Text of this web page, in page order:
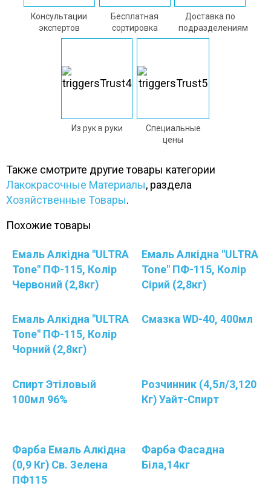
Консультации
экспертов
Бесплатная
сортировка
Доставка по
подразделениям
Из рук в руки
Специальные
цены
Также смотрите другие товары категории
Лакокрасочные Материалы, раздела
Хозяйственные Товары.
Похожие товары
Емаль Алкідна "ULTRA
Tone" ПФ-115, Колір
Червоний (2,8кг)
Емаль Алкідна "ULTRA
Tone" ПФ-115, Колір
Сірий (2,8кг)
Емаль Алкідна "ULTRA
Tone" ПФ-115, Колір
Чорний (2,8кг)
Смазка WD-40, 400мл
Спирт Этіловый
100мл 96%
Розчинник (4,5л/3,120
Кг) Уайт-Спирт
Фарба Емаль Алкідна
(0,9 Кг) Св. Зелена
ПФ115
Фарба Фасадна
Біла,14кг